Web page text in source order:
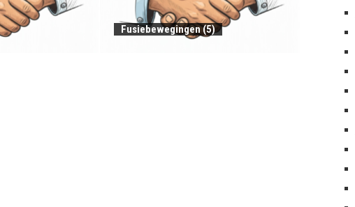
Fusiebewegingen (5)